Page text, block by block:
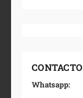
CONTACTO
Whatsapp: